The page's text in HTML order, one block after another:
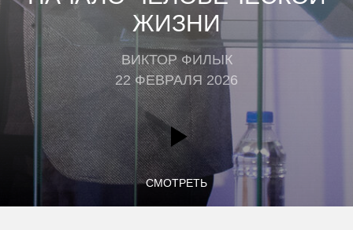
ЖИЗНИ
ВИКТОР ФИЛЫК
22 ФЕВРАЛЯ 2026
СМОТРЕТЬ